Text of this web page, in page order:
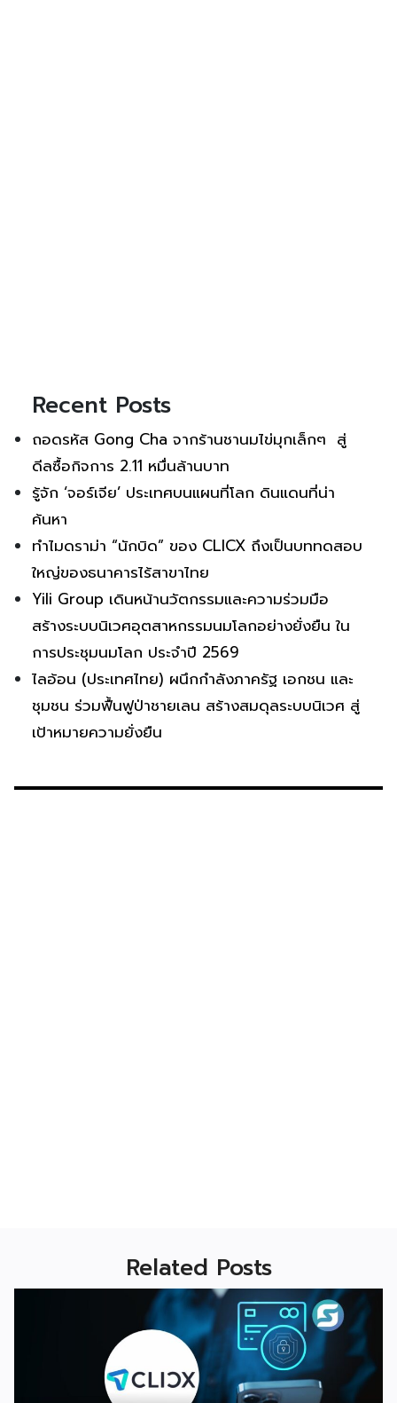
Recent Posts
ถอดรหัส Gong Cha จากร้านชานมไข่มุกเล็กๆ สู่
ดีลซื้อกิจการ 2.11 หมื่นล้านบาท
รู้จัก ‘จอร์เจีย’ ประเทศบนแผนที่โลก ดินแดนที่น่า
ค้นหา
ทำไมดราม่า “นักบิด” ของ CLICX ถึงเป็นบททดสอบ
ใหญ่ของธนาคารไร้สาขาไทย
Yili Group เดินหน้านวัตกรรมและความร่วมมือ
สร้างระบบนิเวศอุตสาหกรรมนมโลกอย่างยั่งยืน ใน
การประชุมนมโลก ประจำปี 2569
ไลอ้อน (ประเทศไทย) ผนึกกำลังภาครัฐ เอกชน และ
ชุมชน ร่วมฟื้นฟูป่าชายเลน สร้างสมดุลระบบนิเวศ สู่
เป้าหมายความยั่งยืน
Related Posts